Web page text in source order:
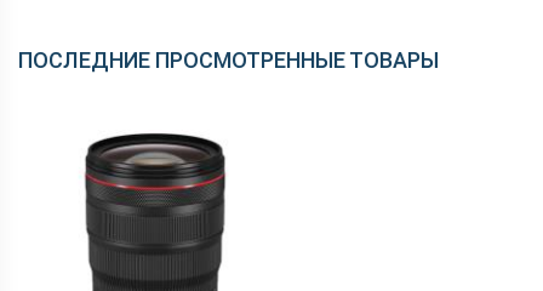
ПОСЛЕДНИЕ ПРОСМОТРЕННЫЕ ТОВАРЫ